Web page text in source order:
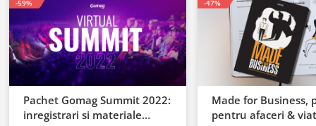
Pachet Gomag Summit 2022:
inregistrari si materiale
-59%
Made for Business,
pentru afaceri &
-47%